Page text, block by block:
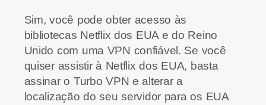
Sim, você pode obter acesso às
bibliotecas Netflix dos EUA e do Reino
Unido com uma VPN confiável. Se você
quiser assistir à Netflix dos EUA, basta
assinar o Turbo VPN e alterar a
localização do seu servidor para os EUA